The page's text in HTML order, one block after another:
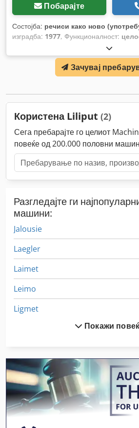
Побарајте
Состојба: речиси како ново
изградба: 1977, Функционалност:
Зачувај
Користена Liliput (2)
Сега пребарајте го целиот
повеќе од 200.000 половни
Разгледајте ги
машини:
Jalousie
Laegler
Laimet
Leimo
Ligmet
Lurem
Lutz
Maweg
Покажи